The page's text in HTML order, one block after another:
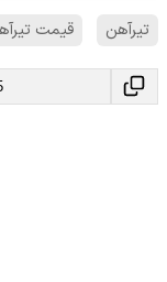
تیرآهن قیمت